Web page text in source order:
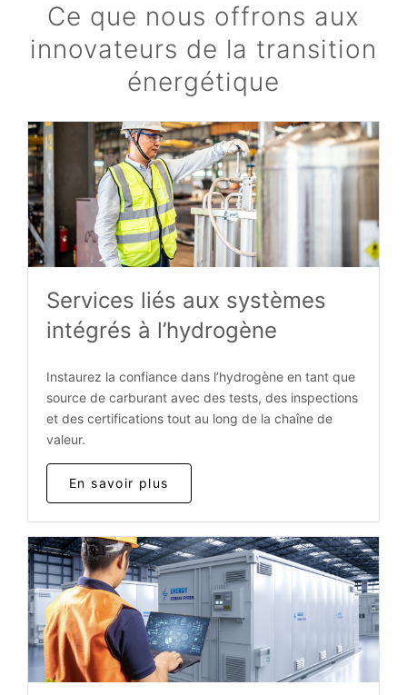
Ce que nous offrons aux
innovateurs de la transition
énergétique
Services liés aux systèmes
intégrés à l’hydrogène
Instaurez la confiance dans l’hydrogène en tant que
source de carburant avec des tests, des inspections
et des certifications tout au long de la chaîne de
valeur.
En savoir plus